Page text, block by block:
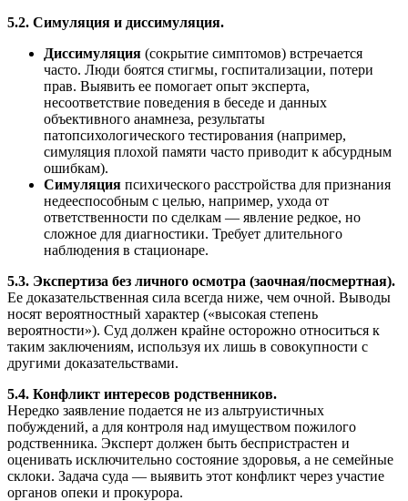
5.2. Симуляция и диссимуляция.
Диссимуляция (сокрытие симптомов) встречается
часто. Люди боятся стигмы, госпитализации, потери
прав. Выявить ее помогает опыт эксперта,
несоответствие поведения в беседе и данных
объективного анамнеза, результаты
патопсихологического тестирования (например,
симуляция плохой памяти часто приводит к абсурдным
ошибкам).
Симуляция психического расстройства для признания
недееспособным с целью, например, ухода от
ответственности по сделкам — явление редкое, но
сложное для диагностики. Требует длительного
наблюдения в стационаре.
5.3. Экспертиза без личного осмотра (заочная/посмертная).
Ее доказательственная сила всегда ниже, чем очной. Выводы
носят вероятностный характер («высокая степень
вероятности»). Суд должен крайне осторожно относиться к
таким заключениям, используя их лишь в совокупности с
другими доказательствами.
5.4. Конфликт интересов родственников.
Нередко заявление подается не из альтруистичных
побуждений, а для контроля над имуществом пожилого
родственника. Эксперт должен быть беспристрастен и
оценивать исключительно состояние здоровья, а не семейные
склоки. Задача суда — выявить этот конфликт через участие
органов опеки и прокурора.